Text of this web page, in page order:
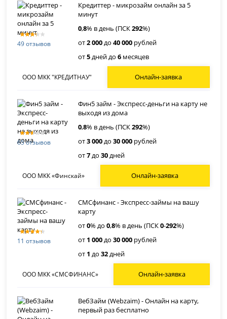
49 отзывов
Кредиттер - микрозайм онлайн за 5
минут
0,8% в день (ПСК292%)
от2 000до40 000 рублей
от5дней до6 месяцев
ООО МКК "КРЕДИТНАУ" Онлайн-заявка
65 отзывов
Фин5 займ - Экспресс-деньги на карту не
выходя из дома
0,8% в день (ПСК292%)
от3 000до30 000 рублей
от7до30дней
ООО МКК «Финскай» Онлайн-заявка
11 отзывов
СМСфинанс - Экспресс-займы на вашу
карту
от0% до0,8% в день (ПСК0-292%)
от 1 000до30 000 рублей
от 1 до32дней
ООО МКК «СМСФИНАНС» Онлайн-заявка
ВебЗайм (Webzaim) - Онлайн на карту,
первый раз бесплатно